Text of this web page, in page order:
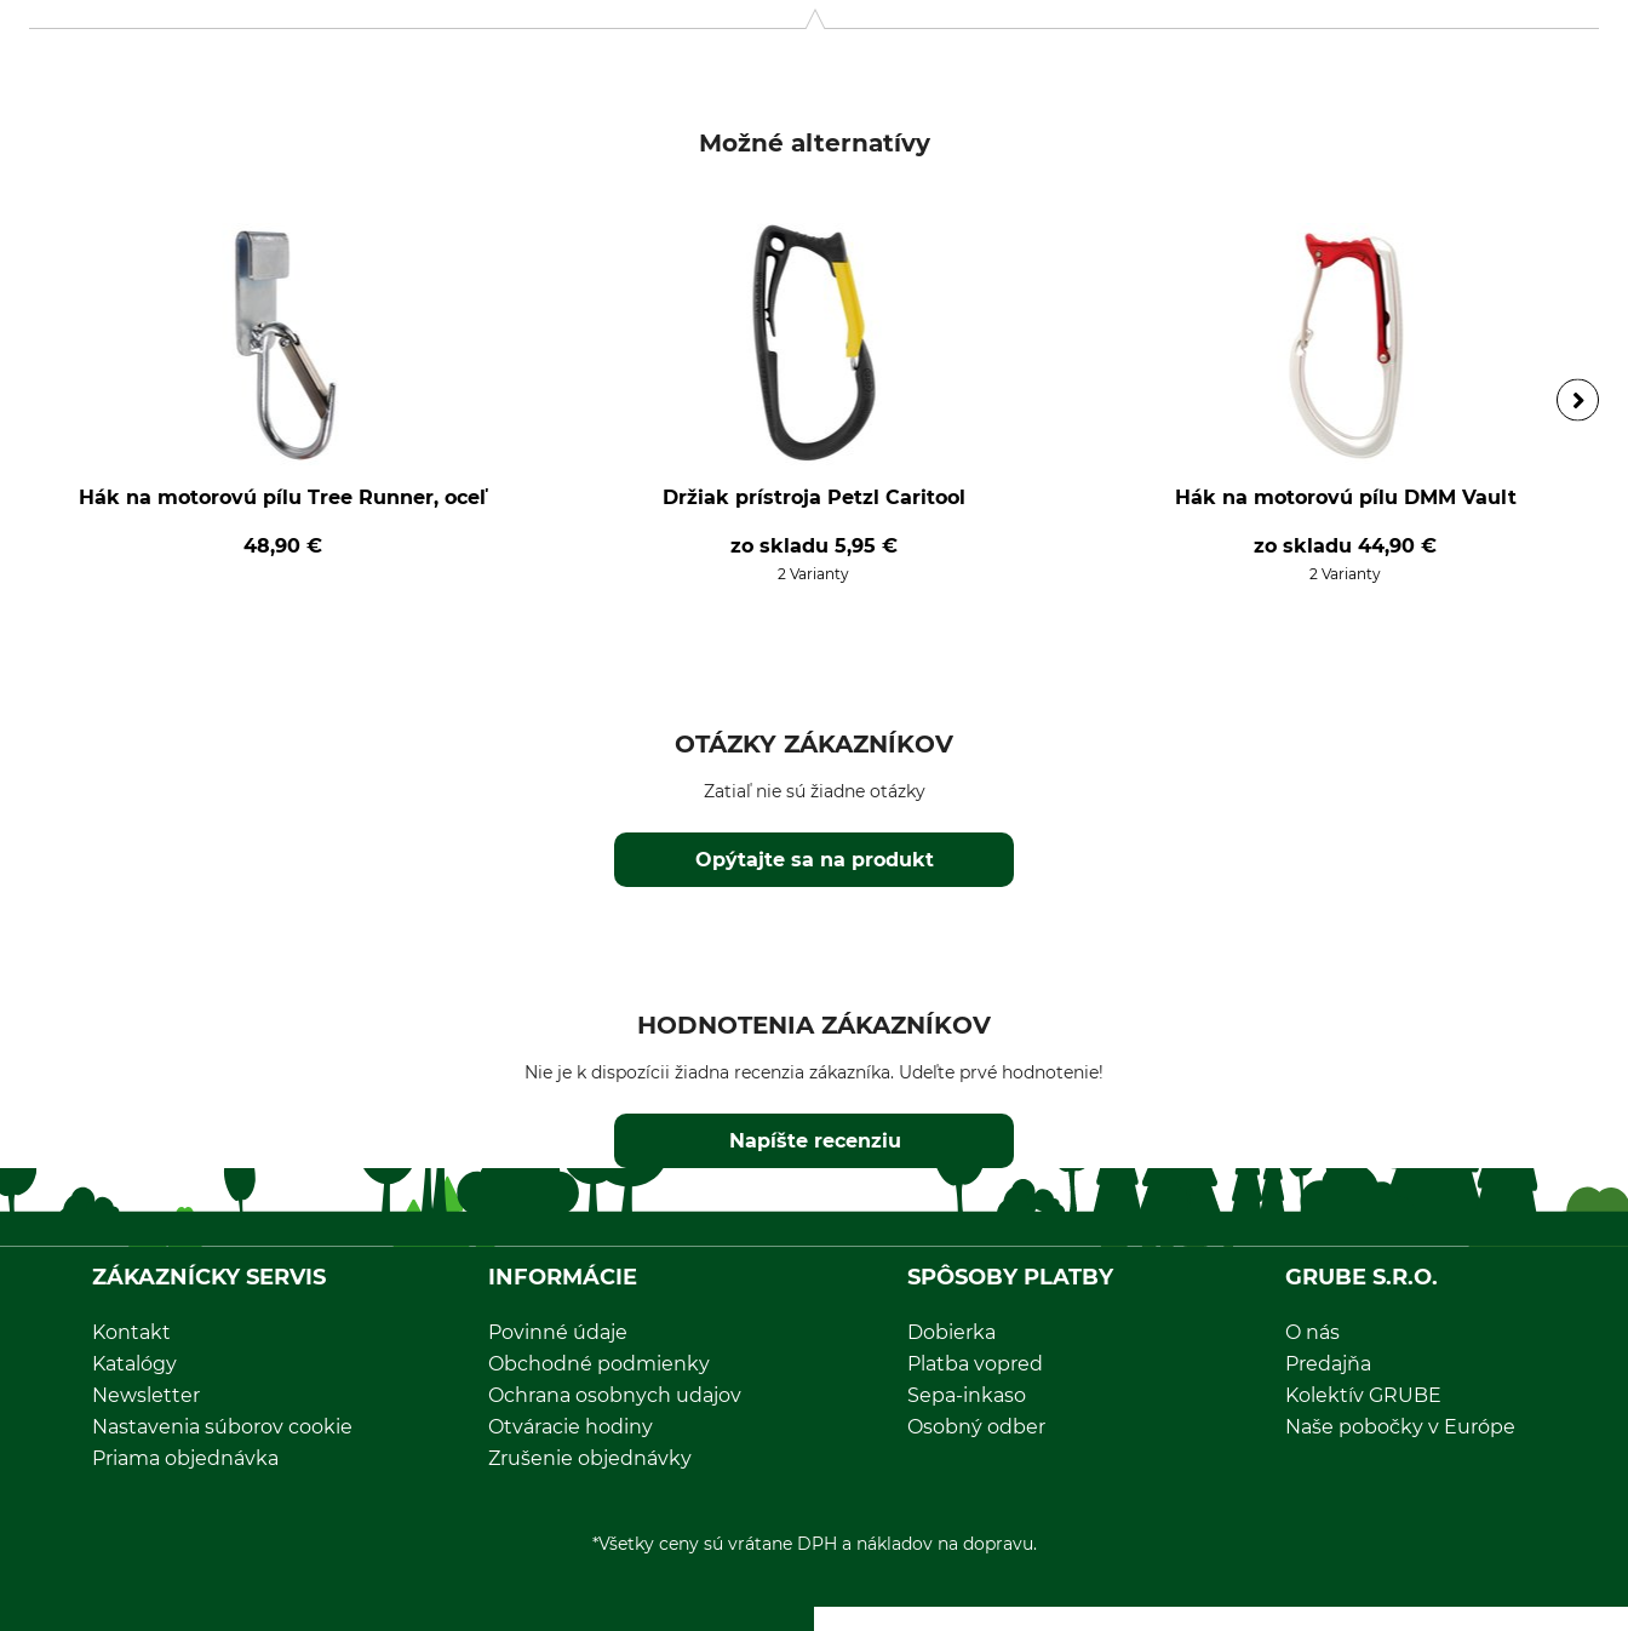
Možné alternatívy
Hák na motorovú pílu Tree Runner, oceľ
48,90 €
Držiak prístroja Petzl Caritool
zo skladu 5,95 €
2 Varianty
Hák na motorovú pílu DMM Vault
zo skladu44,90 €
2 Varianty
OTÁZKY ZÁKAZNÍKOV
Opýtajte sa na produkt
Zatiaľ nie sú žiadne otázky
HODNOTENIA ZÁKAZNÍKOV
Nie je k dispozícii žiadna recenzia zákazníka. Udeľte prvé hodnotenie!
Napíšte recenziu
ZÁKAZNÍCKY SERVIS
Kontakt
Katalógy
Newsletter
Nastavenia súborov cookie
Priama objednávka
INFORMÁCIE
Povinné údaje
Obchodné podmienky
Ochrana osobnych udajov
Otváracie hodiny
Zrušenie objednávky
SPÔSOBY PLATBY
Dobierka
Platba vopred
Sepa-inkaso
Osobný odber
GRUBE S.R.O.
O nás
Predajňa
Kolektív GRUBE
Naše pobočky v Európe
*Všetky ceny sú vrátane DPH a nákladov na dopravu.